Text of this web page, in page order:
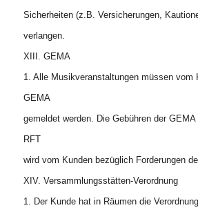
Sicherheiten (z.B. Versicherungen,
verlangen.
XIII. GEMA
1. Alle Musikveranstaltungen müssen vom
GEMA
gemeldet werden. Die Gebühren der
RFT
wird vom Kunden bezüglich Forderungen
XIV. Versammlungsstätten-Verordnung
1. Der Kunde hat in Räumen die